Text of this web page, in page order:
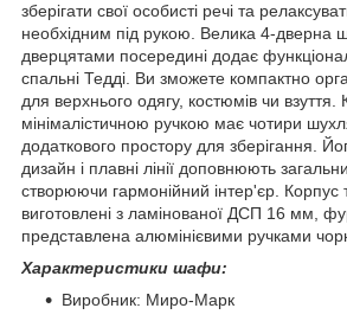
зберігати свої особисті речі та
необхідним під рукою. Велика 4-дверна
дверцятами посередині додає
спальні Тедді. Ви зможете компактно
для верхнього одягу, костюмів чи взуття.
мінімалістичною ручкою має чотири
додаткового простору для зберігання.
дизайн і плавні лінії доповнюють
створюючи гармонійний інтер'єр. Корпус
виготовлені з ламінованої ДСП 16 мм,
представлена алюмінієвими ручками
Характеристики шафи:
Виробник: Миро-Марк